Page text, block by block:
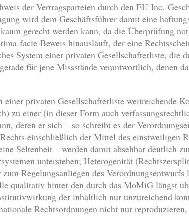
der Vertragsparteien durch den EU Inc.-
wird dem Geschäftsführer damit eine
gerecht werden kann, da die Überprüfung
facie-Beweis hinausläuft, der eine
System einer privaten Gesellschafterliste, die
für jene Missstände verantwortlich, denen
privaten Gesellschafterliste weitreichende
zu einer (in dieser Form auch
deren er sich – so schreibt es der
einschließlich der Mittel des einstweiligen
Seltenheit – werden damit absehbar deutlich
unterstehen; Heterogenität
Regelungsanliegen des Verordnungsentwurfs
qualitativ hinter den durch das MoMiG längst
der inhaltlich nur unzureichend
Rechtsordnungen nicht nur